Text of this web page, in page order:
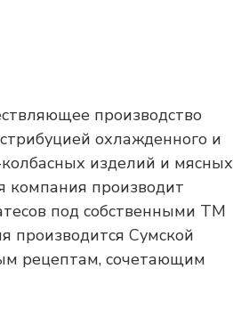
производство
охлажденного и
изделий и мясных
компания производит
под собственными ТМ
производится Сумской
рецептам, сочетающим